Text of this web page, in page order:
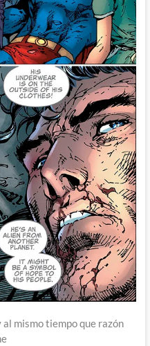
al mismo tiempo que razón